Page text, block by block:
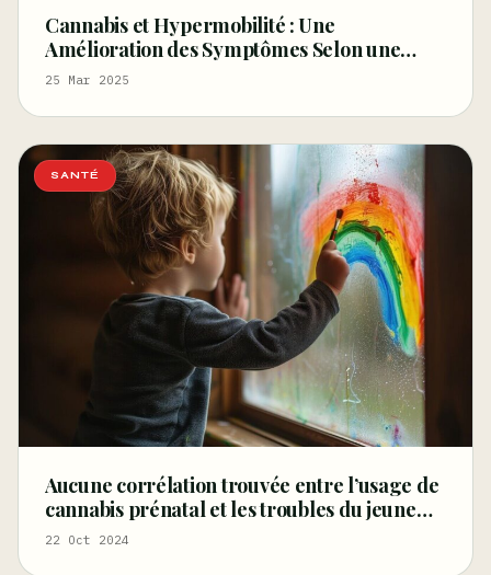
Cannabis et Hypermobilité : Une
Amélioration des Symptômes Selon une
Étude Britannique
25 Mar 2025
SANTÉ
Aucune corrélation trouvée entre l’usage de
cannabis prénatal et les troubles du jeune
enfant
22 Oct 2024